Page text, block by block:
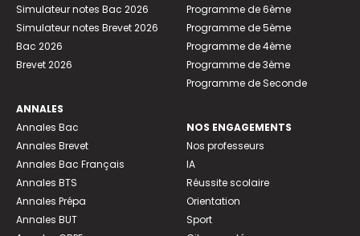
Simulateur notes Bac 2026
Simulateur notes Brevet 2026
Bac 2026
Brevet 2026
ANNALES
Annales Bac
Annales Brevet
Annales Bac Français
Annales BTS
Annales Prépa
Annales BUT
Programme de 6ème
Programme de 5ème
Programme de 4ème
Programme de 3ème
Programme de Seconde
NOS ENGAGEMENTS
Nos professeurs
IA
Réussite scolaire
Orientation
Sport